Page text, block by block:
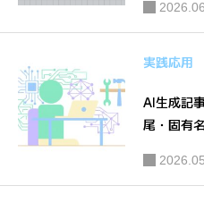
実践応用
AI生成記
尾・固有